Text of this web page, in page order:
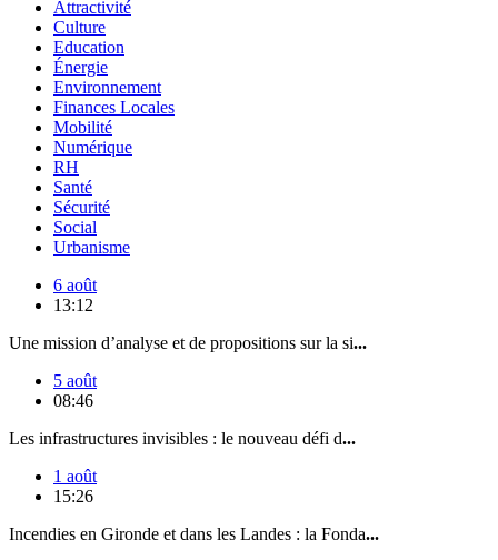
Attractivité
Culture
Education
Énergie
Environnement
Finances Locales
Mobilité
Numérique
RH
Santé
Sécurité
Social
Urbanisme
6 août
13:12
Une mission d’analyse et de propositions sur la si...
5 août
08:46
Les infrastructures invisibles : le nouveau défi d...
1 août
15:26
Incendies en Gironde et dans les Landes : la Fonda...